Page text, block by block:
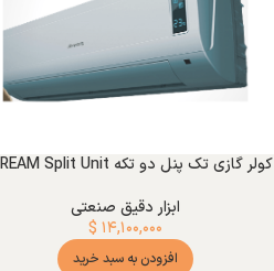
کولر گازی تک پنل دو تکه STREAM Split Unit
ابزار دقیق صنعتی
$ ۱۴,۱۰۰,۰۰۰
افزودن به سبد خرید